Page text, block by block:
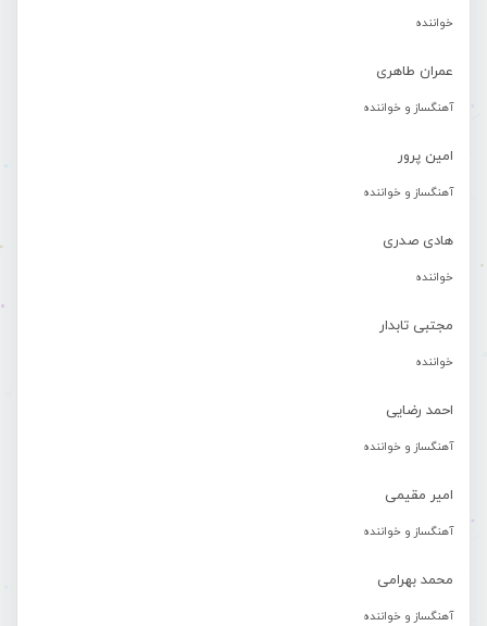
خواننده
عمران طاهری
آهنگساز و خواننده
امین پرور
آهنگساز و خواننده
هادی صدری
خواننده
مجتبی تابدار
خواننده
احمد رضایی
آهنگساز و خواننده
امیر مقیمی
آهنگساز و خواننده
محمد بهرامی
آهنگساز و خواننده